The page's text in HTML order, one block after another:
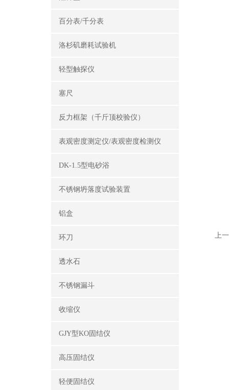
百分表/千分表
洛杉矶磨耗试验机
轻型触探仪
塞尺
反力框架（千斤顶校验仪）
表观密度测定仪/表观密度检测仪
DK-1.5型电砂浴
不锈钢坍落度试验装置
铝盒
环刀
透水石
不锈钢漏斗
收缩仪
GJY型KO固结仪
高压固结仪
轻便固结仪
上